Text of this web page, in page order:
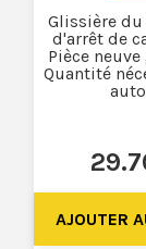
29
Glissière
d'arrêt de
Pièce
Quantité
auto